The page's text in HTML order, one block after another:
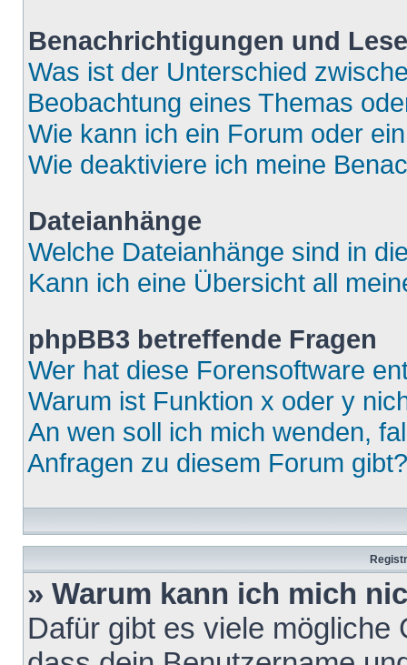
Benachrichtigungen und
Was ist der Unterschied
Beobachtung eines Themas
Wie kann ich ein Forum oder
Wie deaktiviere ich meine
Dateianhänge
Welche Dateianhänge sind in
Kann ich eine Übersicht all
phpBB3 betreffende Fragen
Wer hat diese Forensoftware
Warum ist Funktion x oder y
An wen soll ich mich wenden,
Anfragen zu diesem Forum gibt?
» Warum kann ich mich
Dafür gibt es viele